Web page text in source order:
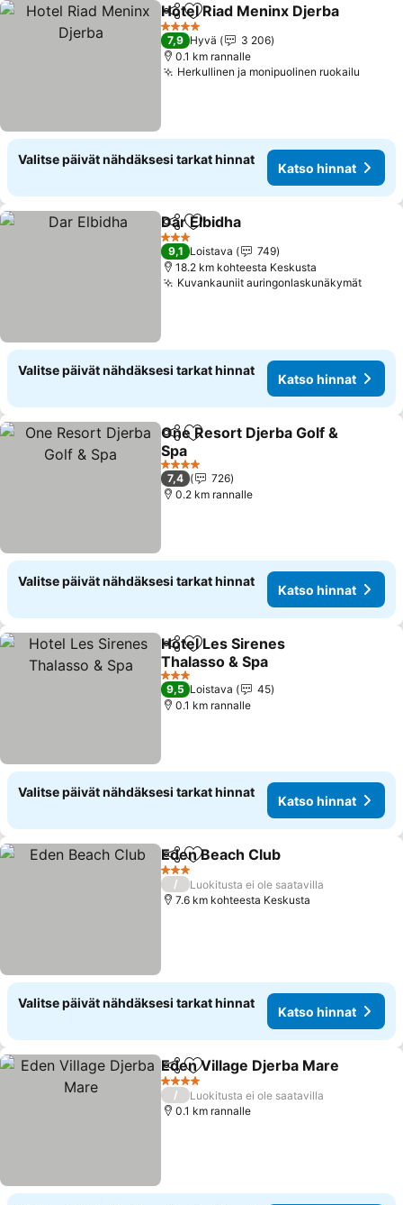
Jaa Lisää suosikkeihin
Hotel Riad Meninx Djerba
4 Tähtiluokitus
7,9 Hyvä
3 206
0.1 km rannalle
Herkullinen ja monipuolinen ruokailu
Valitse päivät nähdäksesi tarkat hinnat
Katso hinnat
Jaa Lisää suosikkeihin
Dar Elbidha
3 Tähtiluokitus
9,1 Loistava
749
18.2 km kohteesta Keskusta
Kuvankauniit auringonlaskunäkymät
Valitse päivät nähdäksesi tarkat hinnat
Katso hinnat
Jaa Lisää suosikkeihin
One Resort Djerba Golf &
Spa
4 Tähtiluokitus
7,4
726
0.2 km rannalle
Valitse päivät nähdäksesi tarkat hinnat
Katso hinnat
Jaa Lisää suosikkeihin
Hotel Les Sirenes
Thalasso & Spa
3 Tähtiluokitus
9,5 Loistava
45
0.1 km rannalle
Valitse päivät nähdäksesi tarkat hinnat
Katso hinnat
Jaa Lisää suosikkeihin
Eden Beach Club
3 Tähtiluokitus
/
Luokitusta ei ole saatavilla
7.6 km kohteesta Keskusta
Valitse päivät nähdäksesi tarkat hinnat
Katso hinnat
Jaa Lisää suosikkeihin
Eden Village Djerba Mare
4 Tähtiluokitus
/
Luokitusta ei ole saatavilla
0.1 km rannalle